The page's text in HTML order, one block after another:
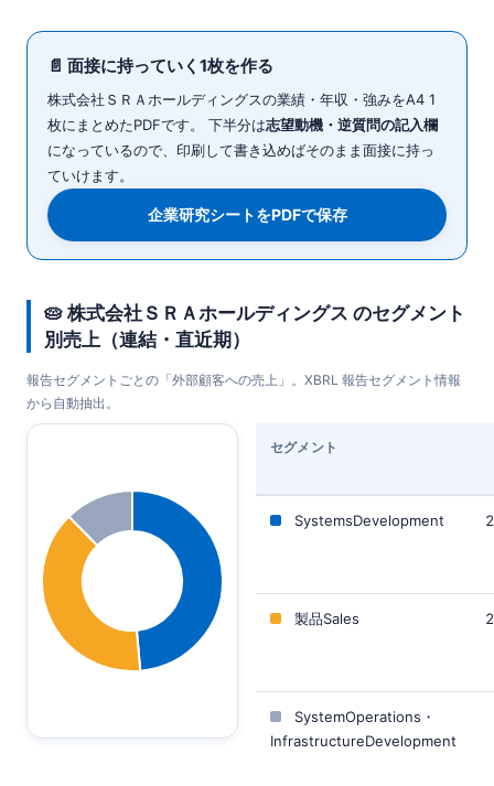
📄 面接に持っていく1枚を作る
株式会社ＳＲＡホールディングスの業績・年収・強みをA4 1
枚にまとめたPDFです。 下半分は志望動機・逆質問の記入欄
になっているので、印刷して書き込めばそのまま面接に持っ
ていけます。
企業研究シートをPDFで保存
🥧 株式会社ＳＲＡホールディングス のセグメント
別売上（連結・直近期）
報告セグメントごとの「外部顧客への売上」。XBRL 報告セグメント情報
から自動抽出。
セグメント
SystemsDevelopment
製品Sales
SystemOperations・
InfrastructureDevelopment